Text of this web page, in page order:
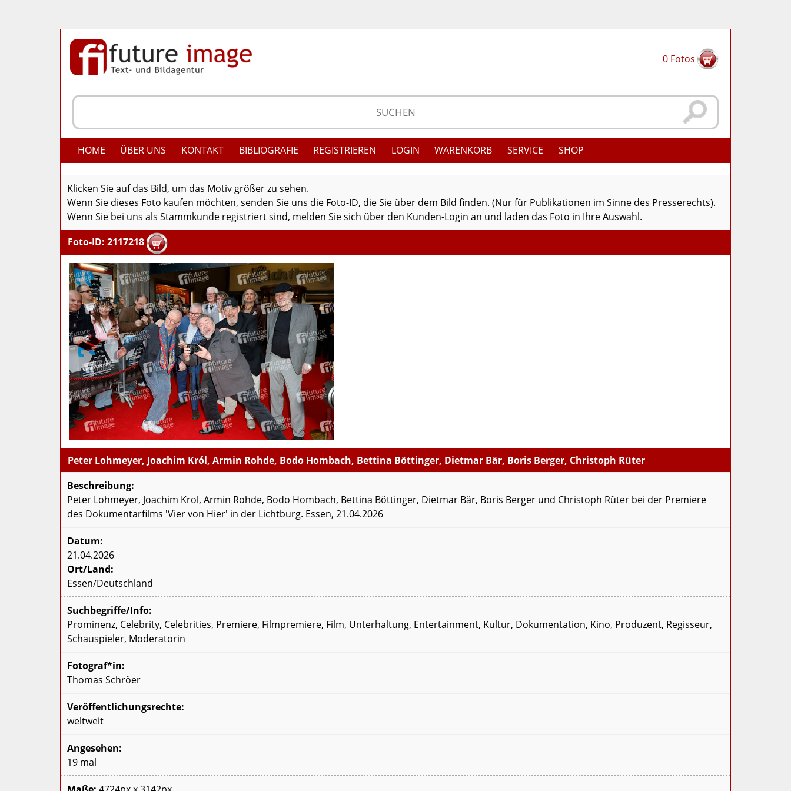
0 Fotos
HOME ÜBER UNS KONTAKT BIBLIOGRAFIE REGISTRIEREN LOGIN WARENKORB SERVICE SHOP
Klicken Sie auf das Bild, um das Motiv größer zu sehen.
Wenn Sie dieses Foto kaufen möchten, senden Sie uns die Foto-ID, die Sie über dem Bild finden. (Nur für Publikationen im Sinne des Presserechts).
Wenn Sie bei uns als Stammkunde registriert sind, melden Sie sich über den Kunden-Login an und laden das Foto in Ihre Auswahl.
Foto-ID: 2117218
Peter Lohmeyer, Joachim Król, Armin Rohde, Bodo Hombach, Bettina Böttinger, Dietmar Bär, Boris Berger, Christoph Rüter
Beschreibung:
Peter Lohmeyer, Joachim Krol, Armin Rohde, Bodo Hombach, Bettina Böttinger, Dietmar Bär, Boris Berger und Christoph Rüter bei der Premiere
des Dokumentarfilms 'Vier von Hier' in der Lichtburg. Essen, 21.04.2026
Datum:
21.04.2026
Ort/Land:
Essen/Deutschland
Suchbegriffe/Info:
Prominenz, Celebrity, Celebrities, Premiere, Filmpremiere, Film, Unterhaltung, Entertainment, Kultur, Dokumentation, Kino, Produzent, Regisseur,
Schauspieler, Moderatorin
Fotograf*in:
Thomas Schröer
Veröffentlichungsrechte:
weltweit
Angesehen:
19 mal